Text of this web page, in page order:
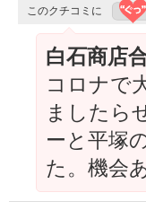
このクチコミに
白石商店
コロナで
ましたら
ーと平塚
た。機会